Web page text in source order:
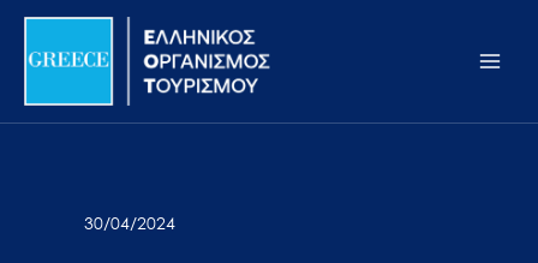
Σημείωση:
ιστότοπος
προσβασιμότητας.
Μετάβαση
περιεχόμενο
30/04/2024